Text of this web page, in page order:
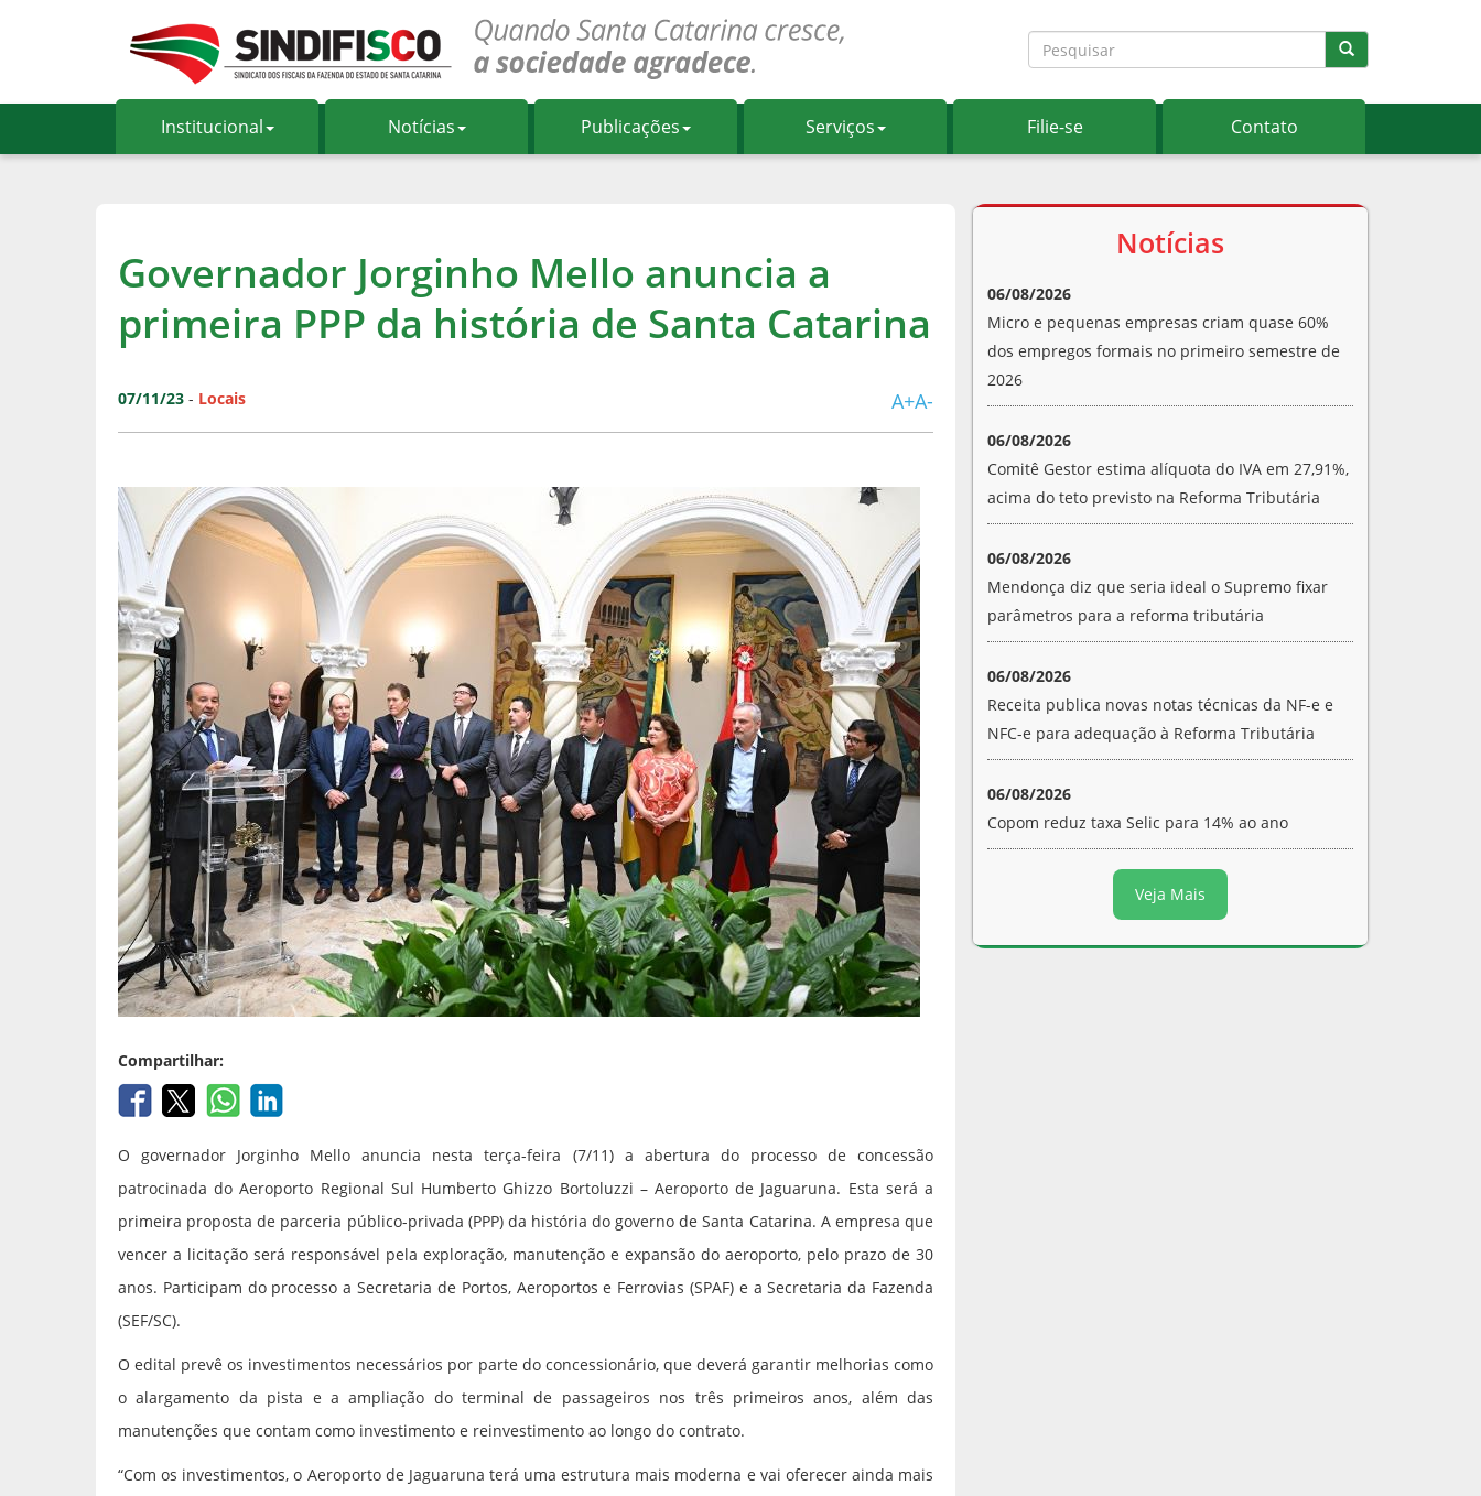
Institucional Notícias Publicações Serviços Filie-se Contato
Governador Jorginho Mello anuncia a
primeira PPP da história de Santa Catarina
07/11/23 - Locais A+A-
Compartilhar:
O governador Jorginho Mello anuncia nesta terça-feira (7/11) a abertura do processo de concessão
patrocinada do Aeroporto Regional Sul Humberto Ghizzo Bortoluzzi – Aeroporto de Jaguaruna. Esta será a
primeira proposta de parceria público-privada (PPP) da história do governo de Santa Catarina. A empresa que
vencer a licitação será responsável pela exploração, manutenção e expansão do aeroporto, pelo prazo de 30
anos. Participam do processo a Secretaria de Portos, Aeroportos e Ferrovias (SPAF) e a Secretaria da Fazenda
(SEF/SC).
O edital prevê os investimentos necessários por parte do concessionário, que deverá garantir melhorias como
o alargamento da pista e a ampliação do terminal de passageiros nos três primeiros anos, além das
manutenções que contam como investimento e reinvestimento ao longo do contrato.
“Com os investimentos, o Aeroporto de Jaguaruna terá uma estrutura mais moderna e vai oferecer ainda mais
Notícias
06/08/2026
Micro e pequenas empresas criam quase 60%
dos empregos formais no primeiro semestre de
2026
06/08/2026
Comitê Gestor estima alíquota do IVA em 27,91%,
acima do teto previsto na Reforma Tributária
06/08/2026
Mendonça diz que seria ideal o Supremo fixar
parâmetros para a reforma tributária
06/08/2026
Receita publica novas notas técnicas da NF-e e
NFC-e para adequação à Reforma Tributária
06/08/2026
Copom reduz taxa Selic para 14% ao ano
Veja Mais